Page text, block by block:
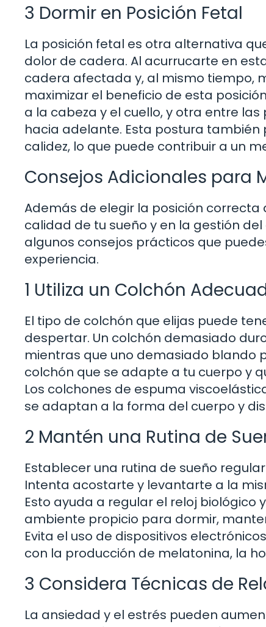
3 Dormir en Posición Fetal
La posición fetal es otra alternativa
dolor de cadera. Al acurrucarte en
cadera afectada y, al mismo tiempo,
maximizar el beneficio de esta
a la cabeza y el cuello, y otra entre
hacia adelante. Esta postura
calidez, lo que puede contribuir a un
Consejos Adicionales para
Además de elegir la posición
calidad de tu sueño y en la gestión
algunos consejos prácticos que
experiencia.
1 Utiliza un Colchón
El tipo de colchón que elijas puede
despertar. Un colchón demasiado
mientras que uno demasiado blando
colchón que se adapte a tu cuerpo y
Los colchones de espuma
se adaptan a la forma del cuerpo y
2 Mantén una Rutina de
Establecer una rutina de sueño
Intenta acostarte y levantarte a la
Esto ayuda a regular el reloj biológico
ambiente propicio para dormir,
Evita el uso de dispositivos
con la producción de melatonina, la
3 Considera Técnicas de
La ansiedad y el estrés pueden